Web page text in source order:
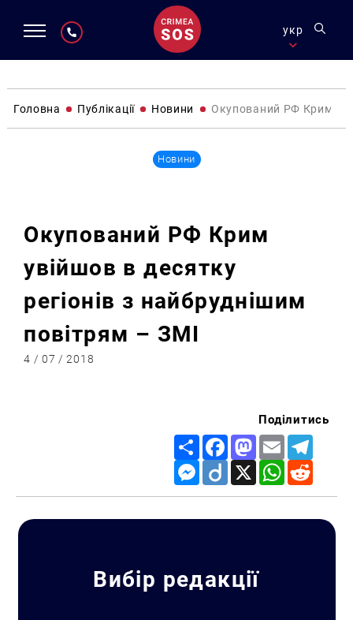
укр
Головна Публікації Новини Окупований РФ Крим
Новини
Окупований РФ Крим
увійшов в десятку
регіонів з найбруднішим
повітрям – ЗМІ
4 / 07 / 2018
Поділитись
Share FacebookMastodon
Email
Messenger
Diigo X WhatsApp
Вибір редакції